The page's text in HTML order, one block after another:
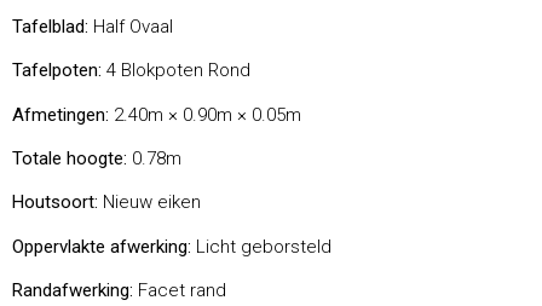
Tafelblad: Half Ovaal
Tafelpoten: 4 Blokpoten Rond
Afmetingen: 2.40m × 0.90m × 0.05m
Totale hoogte: 0.78m
Houtsoort: Nieuw eiken
Oppervlakte afwerking: Licht geborsteld
Randafwerking: Facet rand